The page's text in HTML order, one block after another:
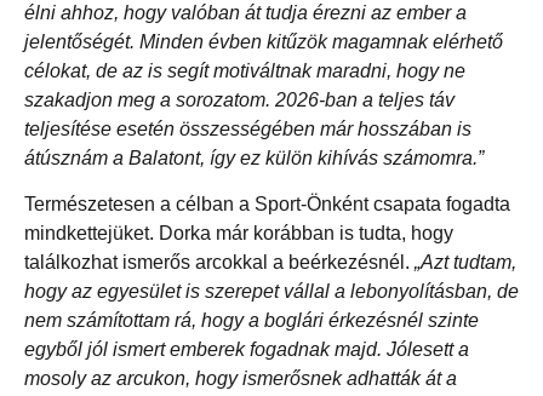
élni ahhoz, hogy valóban át tudja érezni az ember a
jelentőségét. Minden évben kitűzök magamnak elérhető
célokat, de az is segít motiváltnak maradni, hogy ne
szakadjon meg a sorozatom. 2026-ban a teljes táv
teljesítése esetén összességében már hosszában is
átúsznám a Balatont, így ez külön kihívás számomra.”
Természetesen a célban a Sport-Önként csapata fogadta
mindkettejüket. Dorka már korábban is tudta, hogy
találkozhat ismerős arcokkal a beérkezésnél. „Azt tudtam,
hogy az egyesület is szerepet vállal a lebonyolításban, de
nem számítottam rá, hogy a boglári érkezésnél szinte
egyből jól ismert emberek fogadnak majd. Jólesett a
mosoly az arcukon, hogy ismerősnek adhatták át a